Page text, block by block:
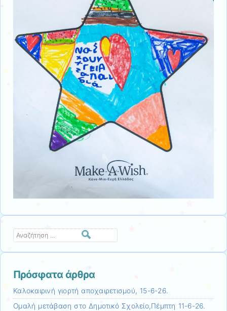
Αναζήτηση
Πρόσφατα άρθρα
Καλοκαιρινή γιορτή αποχαιρετισμού, 15-6-26.
Ομαλή μετάβαση στο Δημοτικό Σχολείο,Πέμπτη 11-6-26.